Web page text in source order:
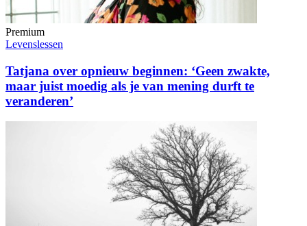
Premium
Levenslessen
Tatjana over opnieuw beginnen: ‘Geen zwakte,
maar juist moedig als je van mening durft te
veranderen’